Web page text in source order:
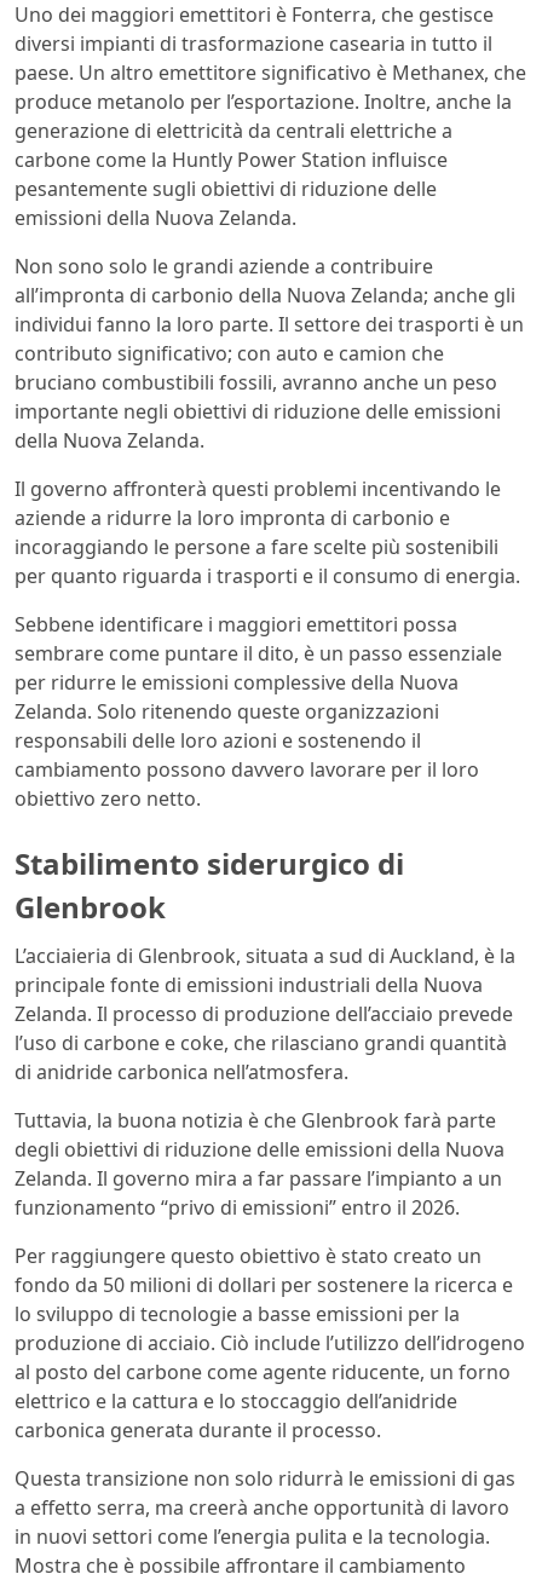
Uno dei maggiori emettitori è Fonterra, che gestisce
diversi impianti di trasformazione casearia in tutto il
paese. Un altro emettitore significativo è Methanex, che
produce metanolo per l’esportazione. Inoltre, anche la
generazione di elettricità da centrali elettriche a
carbone come la Huntly Power Station influisce
pesantemente sugli obiettivi di riduzione delle
emissioni della Nuova Zelanda.
Non sono solo le grandi aziende a contribuire
all’impronta di carbonio della Nuova Zelanda; anche gli
individui fanno la loro parte. Il settore dei trasporti è un
contributo significativo; con auto e camion che
bruciano combustibili fossili, avranno anche un peso
importante negli obiettivi di riduzione delle emissioni
della Nuova Zelanda.
Il governo affronterà questi problemi incentivando le
aziende a ridurre la loro impronta di carbonio e
incoraggiando le persone a fare scelte più sostenibili
per quanto riguarda i trasporti e il consumo di energia.
Sebbene identificare i maggiori emettitori possa
sembrare come puntare il dito, è un passo essenziale
per ridurre le emissioni complessive della Nuova
Zelanda. Solo ritenendo queste organizzazioni
responsabili delle loro azioni e sostenendo il
cambiamento possono davvero lavorare per il loro
obiettivo zero netto.
Stabilimento siderurgico di
Glenbrook
L’acciaieria di Glenbrook, situata a sud di Auckland, è la
principale fonte di emissioni industriali della Nuova
Zelanda. Il processo di produzione dell’acciaio prevede
l’uso di carbone e coke, che rilasciano grandi quantità
di anidride carbonica nell’atmosfera.
Tuttavia, la buona notizia è che Glenbrook farà parte
degli obiettivi di riduzione delle emissioni della Nuova
Zelanda. Il governo mira a far passare l’impianto a un
funzionamento “privo di emissioni” entro il 2026.
Per raggiungere questo obiettivo è stato creato un
fondo da 50 milioni di dollari per sostenere la ricerca e
lo sviluppo di tecnologie a basse emissioni per la
produzione di acciaio. Ciò include l’utilizzo dell’idrogeno
al posto del carbone come agente riducente, un forno
elettrico e la cattura e lo stoccaggio dell’anidride
carbonica generata durante il processo.
Questa transizione non solo ridurrà le emissioni di gas
a effetto serra, ma creerà anche opportunità di lavoro
in nuovi settori come l’energia pulita e la tecnologia.
Mostra che è possibile affrontare il cambiamento